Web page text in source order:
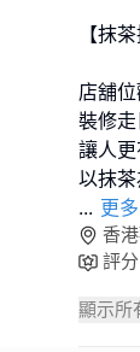
【抹
店舖
裝修
讓人
... 更多
香
評分
顯示所